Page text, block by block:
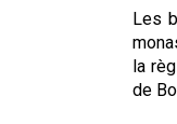
Les
la
de